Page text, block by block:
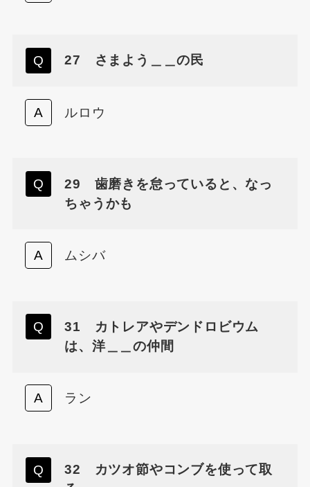
27 さまよう＿＿の民
ルロウ
29 歯磨きを怠っていると、なっ
ちゃうかも
ムシバ
31 カトレアやデンドロビウム
は、洋＿＿の仲間
ラン
32 カツオ節やコンブを使って取